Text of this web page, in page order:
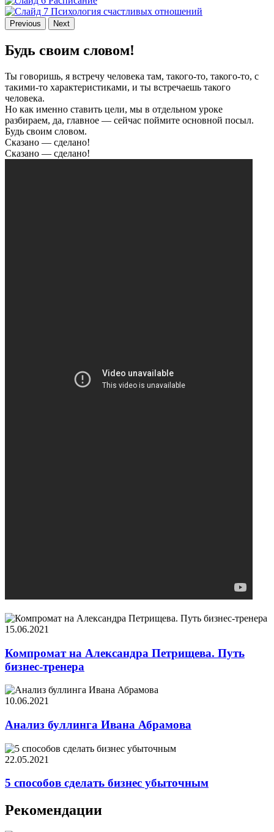
Previous Next
Будь своим словом!
Ты говоришь, я встречу человека там, такого-то, такого-то, с
такими-то характеристиками, и ты встречаешь такого
человека.
Но как именно ставить цели, мы в отдельном уроке
разбираем, да, главное — сейчас поймите основной посыл.
Будь своим словом.
Сказано — сделано!
Сказано — сделано!
15.06.2021
Компромат на Александра Петрищева. Путь
бизнес-тренера
10.06.2021
Анализ буллинга Ивана Абрамова
22.05.2021
5 способов сделать бизнес убыточным
Рекомендации